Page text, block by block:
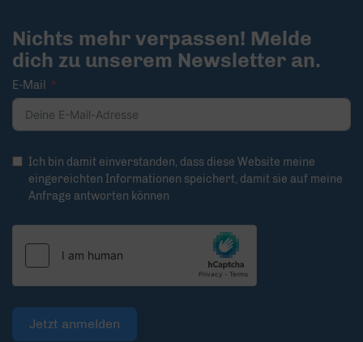
Nichts mehr verpassen! Melde
dich zu unserem Newsletter an.
E-Mail
Ich bin damit einverstanden, dass diese Website meine
eingereichten Informationen speichert, damit sie auf meine
Anfrage antworten können
Jetzt anmelden